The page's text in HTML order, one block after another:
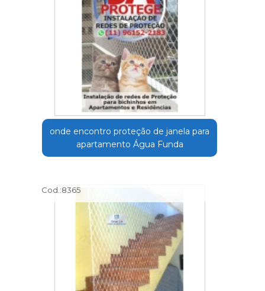
onde encontro proteção de janela para
apartamento Água Funda
Cod.:8365